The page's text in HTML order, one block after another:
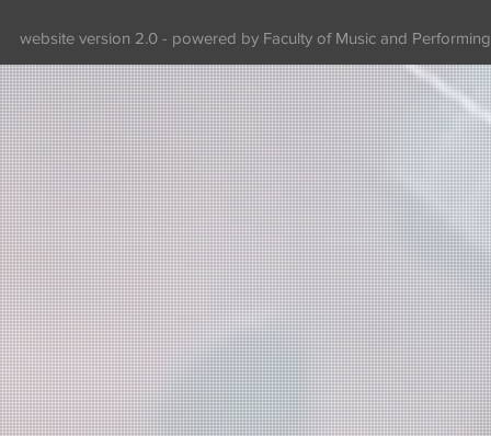
website version 2.0 - powered by Faculty of Music and